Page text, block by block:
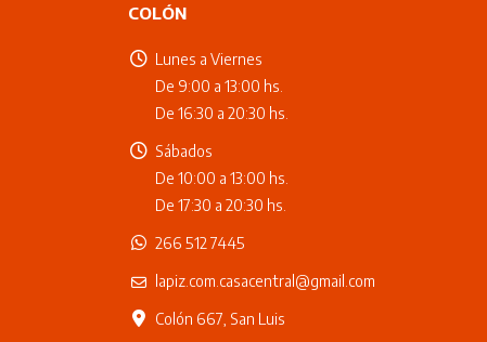
COLÓN
Lunes a Viernes
De 9:00 a 13:00 hs.
De 16:30 a 20:30 hs.
Sábados
De 10:00 a 13:00 hs.
De 17:30 a 20:30 hs.
266 512 7445
lapiz.com.casacentral@gmail.com
Colón 667, San Luis